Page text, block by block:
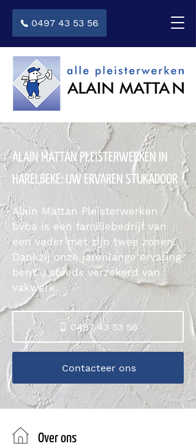
0497 43 53 56
ALAIN MATTAN PLEISTERWERKEN IN
HARELBEKE: UW ERVAREN STUKADOOR
Alain Mattan Pleisterwerken
bvba is een familiebedrijf van
een vader met zijn twee zonen.
Dankzij onze jarenlange ervaring
bent u steeds verzekerd van
vakwerk.
0497 43 53 56
Contacteer ons
Over ons